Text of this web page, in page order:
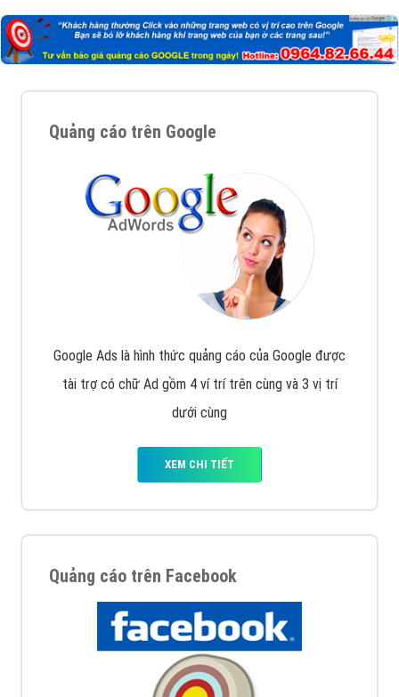
Quảng cáo trên Google
Google Ads là hình thức quảng cáo của Google được
tài trợ có chữ Ad gồm 4 ví trí trên cùng và 3 vị trí
dưới cùng
XEM CHI TIẾT
Quảng cáo trên Facebook